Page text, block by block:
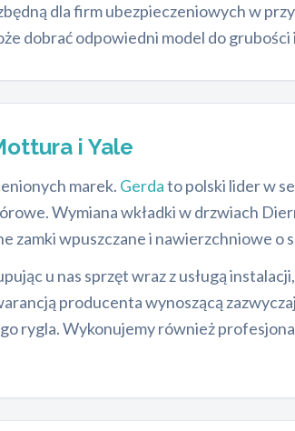
dla firm ubezpieczeniowych w
dobrać odpowiedni model do
i Yale
marek. Gerdato polski lider w
Wymiana wkładki w drzwiach
zamki wpuszczane i nawierzchniowe
u nas sprzęt wraz z usługą
producenta wynoszącą
rygla. Wykonujemy również